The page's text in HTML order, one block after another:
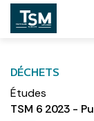
DÉCHETS
Études
TSM 6 2023 -